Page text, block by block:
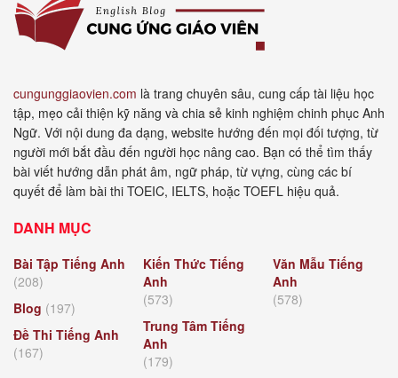
cungunggiaovien.com là trang chuyên sâu, cung cấp tài liệu học
tập, mẹo cải thiện kỹ năng và chia sẻ kinh nghiệm chinh phục Anh
Ngữ. Với nội dung đa dạng, website hướng đến mọi đối tượng, từ
người mới bắt đầu đến người học nâng cao. Bạn có thể tìm thấy
bài viết hướng dẫn phát âm, ngữ pháp, từ vựng, cùng các bí
quyết để làm bài thi TOEIC, IELTS, hoặc TOEFL hiệu quả.
DANH MỤC
Bài Tập Tiếng Anh
(208)
Blog (197)
Đề Thi Tiếng Anh
(167)
Kiến Thức Tiếng
Anh
(573)
Trung Tâm Tiếng
Anh
(179)
Văn Mẫu Tiếng
Anh
(578)